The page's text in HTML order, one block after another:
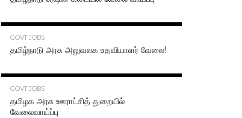
GOVT JOBS
தமிழ்நாடு அரசு அலுவலக உதவியாளர் வேலை!
GOVT JOBS
தமிழக அரசு ஊராட்சித் துறையில்
வேலைவாய்ப்பு